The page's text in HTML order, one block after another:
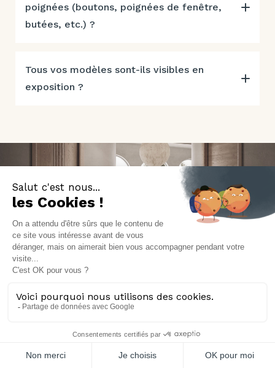
poignées (boutons, poignées de fenêtre,
butées, etc.) ?
Tous vos modèles sont-ils visibles en
exposition ?
Portes
Au fil du mur
Battante
Coulissante
Séparation d’espace
Poignées
Poignées de porte
Accessoires
Butées de porte